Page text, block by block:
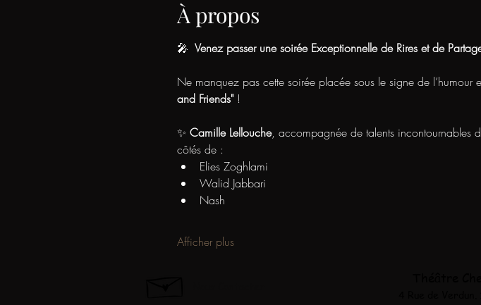
À propos
🎤 Venez passer une soirée Exceptionnelle de Rires et de
Ne manquez pas cette soirée placée sous le signe de
and Friends" !
✨ Camille Lellouche, accompagnée de talents incontournables
côtés de :
Elies Zoghlami
Walid Jabbari
Nash
Afficher plus